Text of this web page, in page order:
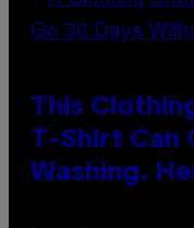
This
T-Shirt Can
Washing.